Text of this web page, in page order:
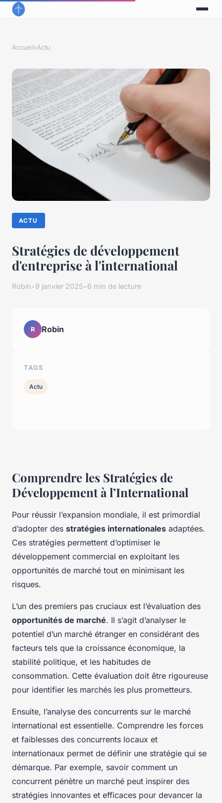
Accueil›Actu
ACTU
Stratégies de développement
d'entreprise à l'international
Robin•9 janvier 2025•6 min de lecture
Comprendre les Stratégies de
Développement à l’International
Pour réussir l’expansion mondiale, il est primordial
d’adopter des stratégies internationales adaptées.
Ces stratégies permettent d’optimiser le
développement commercial en exploitant les
opportunités de marché tout en minimisant les
risques.
L’un des premiers pas cruciaux est l’évaluation des
opportunités de marché. Il s’agit d’analyser le
potentiel d’un marché étranger en considérant des
facteurs tels que la croissance économique, la
stabilité politique, et les habitudes de
consommation. Cette évaluation doit être rigoureuse
pour identifier les marchés les plus prometteurs.
Ensuite, l’analyse des concurrents sur le marché
international est essentielle. Comprendre les forces
et faiblesses des concurrents locaux et
internationaux permet de définir une stratégie qui se
démarque. Par exemple, savoir comment un
concurrent pénètre un marché peut inspirer des
stratégies innovantes et efficaces pour devancer la
R Robin
TAGS
Actu